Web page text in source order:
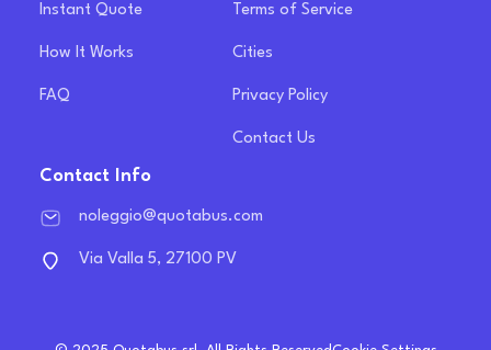
Instant Quote
How It Works
FAQ
Terms of Service
Cities
Privacy Policy
Contact Us
Contact Info
noleggio@quotabus.com
Via Valla 5, 27100 PV